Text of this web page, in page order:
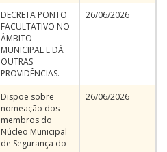
DECRETA PONTO
FACULTATIVO NO
ÂMBITO
MUNICIPAL E DÁ
OUTRAS
PROVIDÊNCIAS.
26/06/2026
Dispõe sobre
nomeação dos
membros do
Núcleo Municipal
de Segurança do
26/06/2026